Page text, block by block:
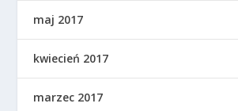
maj 2017
kwiecień 2017
marzec 2017